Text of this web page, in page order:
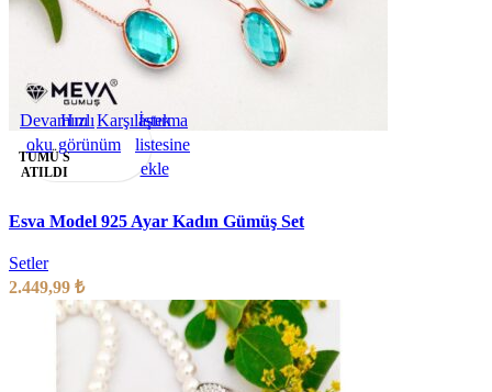
TÜMÜ S
ATILDI
Devamını
oku
Hızlı
görünüm
Karşılaştırma
İstek
listesine
ekle
Esva Model 925 Ayar Kadın Gümüş Set
Setler
2.449,99 ₺